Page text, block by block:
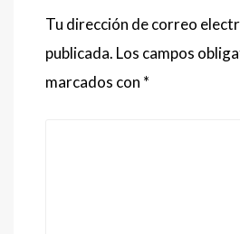
Tu dirección de correo
publicada. Los campos
marcados con *